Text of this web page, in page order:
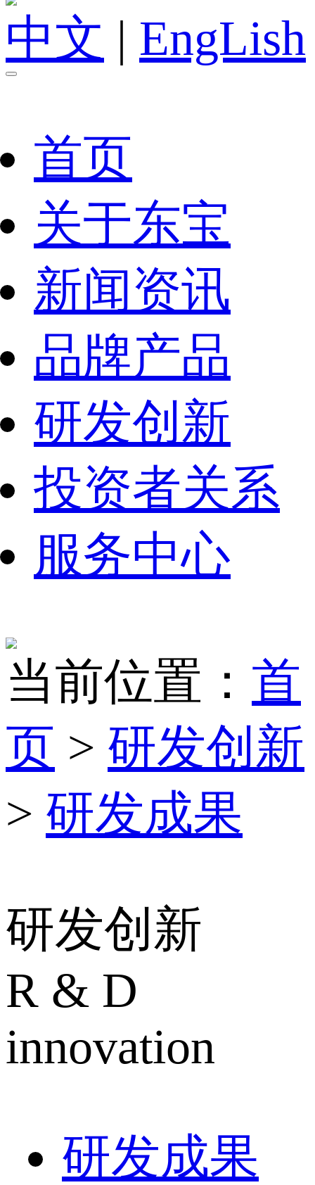
中文 | EngLish
首页
关于东宝
新闻资讯
品牌产品
研发创新
投资者关系
服务中心
当前位置： 首
页 > 研发创新
> 研发成果
研发创新
R & D
innovation
研发成果